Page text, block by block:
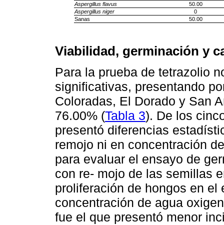
Aspergillus flavus
50.00
Aspergillus niger
0
Sanas
50.00
Viabilidad, germinación y
Para la prueba de tetrazolio
significativas, presentando
Coloradas, El Dorado y San
76.00% (Tabla 3). De los
presentó diferencias
remojo ni en concentración
para evaluar el ensayo de
con re- mojo de las semillas
proliferación de hongos en el
concentración de agua
fue el que presentó menor